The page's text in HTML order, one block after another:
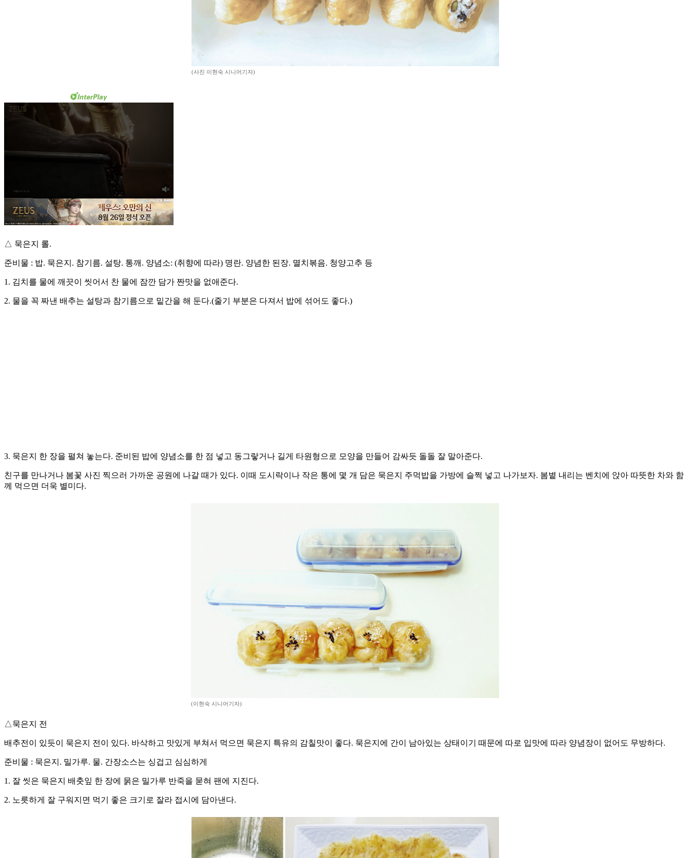
(사진 이현숙 시니어기자)
△ 묵은지 롤.
준비물 : 밥. 묵은지. 참기름. 설탕. 통깨. 양념소: (취향에 따라) 명란. 양념한 된장. 멸치볶음. 청양고추 등
1. 김치를 물에 깨끗이 씻어서 찬 물에 잠깐 담가 짠맛을 없애준다.
2. 물을 꼭 짜낸 배추는 설탕과 참기름으로 밑간을 해 둔다.(줄기 부분은 다져서 밥에 섞어도 좋다.)
3. 묵은지 한 장을 펼쳐 놓는다. 준비된 밥에 양념소를 한 점 넣고 동그랗거나 길게 타원형으로 모양을 만들어 감싸듯 돌돌 잘 말아준다.
친구를 만나거나 봄꽃 사진 찍으러 가까운 공원에 나갈 때가 있다. 이때 도시락이나 작은 통에 몇 개 담은 묵은지 주먹밥을 가방에 슬쩍 넣고 나가보자. 봄볕 내리는 벤치에 앉아 따뜻한 차와 함
께 먹으면 더욱 별미다.
(이현숙 시니어기자)
△묵은지 전
배추전이 있듯이 묵은지 전이 있다. 바삭하고 맛있게 부쳐서 먹으면 묵은지 특유의 감칠맛이 좋다. 묵은지에 간이 남아있는 상태이기 때문에 따로 입맛에 따라 양념장이 없어도 무방하다.
준비물 : 묵은지. 밀가루. 물. 간장소스는 싱겁고 심심하게
1. 잘 씻은 묵은지 배춧잎 한 장에 묽은 밀가루 반죽을 묻혀 팬에 지진다.
2. 노릇하게 잘 구워지면 먹기 좋은 크기로 잘라 접시에 담아낸다.